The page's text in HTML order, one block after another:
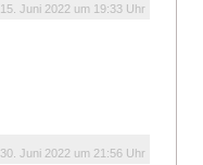
15. Juni 2022 um 19:33 Uhr
30. Juni 2022 um 21:56 Uhr